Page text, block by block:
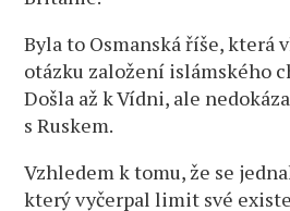
Byla to Osmanská říše, která
otázku založení islámského
Došla až k Vídni, ale
s Ruskem.
Vzhledem k tomu, že se
který vyčerpal limit své